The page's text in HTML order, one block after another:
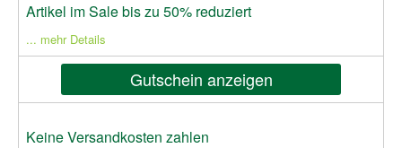
Artikel im Sale bis zu 50% reduziert
... mehr Details
Gutschein anzeigen
Keine Versandkosten zahlen